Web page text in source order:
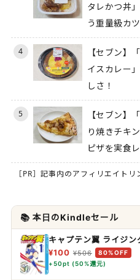
タレかつ丼
う重量級カ
4
【セブン】
イスカレー
しさ！
5
【セブン】
り焼きチキ
ピザを実食
［PR］記事内のアフィリエイト
📚 本日のKindleセール
キャプテン翼 ライジン
¥100 ¥506
80%OFF
+50pt (50%還元)